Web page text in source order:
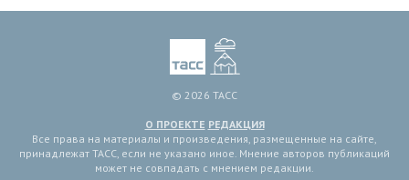
© 2026 ТАСС
О ПРОЕКТЕ РЕДАКЦИЯ
Все права на материалы и произведения, размещенные на сайте,
принадлежат ТАСС, если не указано иное. Мнение авторов публикаций
может не совпадать с мнением редакции.